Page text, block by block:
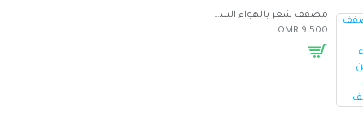
مصفف شعر بالهواء الساخن متعدد الوظائف
9.500 OMR